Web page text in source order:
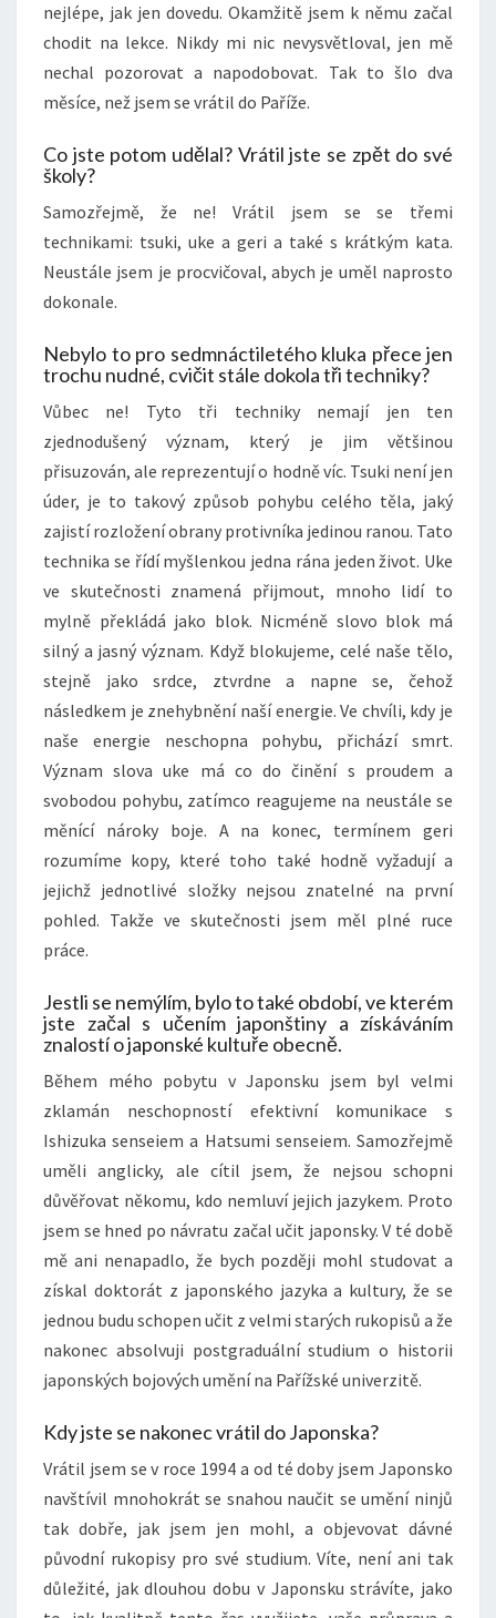
nejlépe, jak jen dovedu. Okamžitě jsem k němu začal
chodit na lekce. Nikdy mi nic nevysvětloval, jen mě
nechal pozorovat a napodobovat. Tak to šlo dva
měsíce, než jsem se vrátil do Paříže.
Co jste potom udělal? Vrátil jste se zpět do své
školy?
Samozřejmě, že ne! Vrátil jsem se se třemi
technikami: tsuki, uke a geri a také s krátkým kata.
Neustále jsem je procvičoval, abych je uměl naprosto
dokonale.
Nebylo to pro sedmnáctiletého kluka přece jen
trochu nudné, cvičit stále dokola tři techniky?
Vůbec ne! Tyto tři techniky nemají jen ten
zjednodušený význam, který je jim většinou
přisuzován, ale reprezentují o hodně víc. Tsuki není jen
úder, je to takový způsob pohybu celého těla, jaký
zajistí rozložení obrany protivníka jedinou ranou. Tato
technika se řídí myšlenkou jedna rána jeden život. Uke
ve skutečnosti znamená přijmout, mnoho lidí to
mylně překládá jako blok. Nicméně slovo blok má
silný a jasný význam. Když blokujeme, celé naše tělo,
stejně jako srdce, ztvrdne a napne se, čehož
následkem je znehybnění naší energie. Ve chvíli, kdy je
naše energie neschopna pohybu, přichází smrt.
Význam slova uke má co do činění s proudem a
svobodou pohybu, zatímco reagujeme na neustále se
měnící nároky boje. A na konec, termínem geri
rozumíme kopy, které toho také hodně vyžadují a
jejichž jednotlivé složky nejsou znatelné na první
pohled. Takže ve skutečnosti jsem měl plné ruce
práce.
Jestli se nemýlím, bylo to také období, ve kterém
jste začal s učením japonštiny a získáváním
znalostí o japonské kultuře obecně.
Během mého pobytu v Japonsku jsem byl velmi
zklamán neschopností efektivní komunikace s
Ishizuka senseiem a Hatsumi senseiem. Samozřejmě
uměli anglicky, ale cítil jsem, že nejsou schopni
důvěřovat někomu, kdo nemluví jejich jazykem. Proto
jsem se hned po návratu začal učit japonsky. V té době
mě ani nenapadlo, že bych později mohl studovat a
získal doktorát z japonského jazyka a kultury, že se
jednou budu schopen učit z velmi starých rukopisů a že
nakonec absolvuji postgraduální studium o historii
japonských bojových umění na Pařížské univerzitě.
Kdy jste se nakonec vrátil do Japonska?
Vrátil jsem se v roce 1994 a od té doby jsem Japonsko
navštívil mnohokrát se snahou naučit se umění ninjů
tak dobře, jak jsem jen mohl, a objevovat dávné
původní rukopisy pro své studium. Víte, není ani tak
důležité, jak dlouhou dobu v Japonsku strávíte, jako